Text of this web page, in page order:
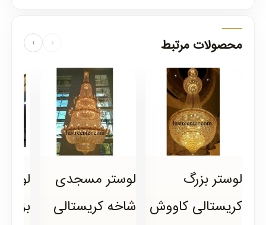
محصولات مرتبط ‹
›
لوستر بزرگ
کریستالی کاووش
لوستر مسجدی
شاخه کریستالی